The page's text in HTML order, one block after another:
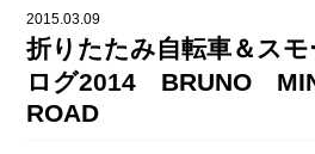
DAHON（ダホーン）
FLAMEbike限定車
FUJI（フジ）
knog（ノグ）
option & parts
2015.03.09
折りたたみ自転車＆ス
ログ2014 BRUNO
ROAD